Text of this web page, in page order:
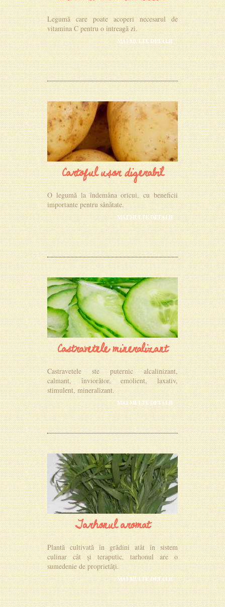
Legumă care poate acoperi necesarul de
vitamina C pentru o intreagă zi.
MAI MULTE DETALII
Cartoful ușor digerabil
O legumă la îndemâna oricui, cu beneficii
importante pentru sănătate.
MAI MULTE DETALII
Castravetele mineralizant
Castravetele ste puternic alcalinizant,
calmant, înviorător, emolient, laxativ,
stimulent, mineralizant.
MAI MULTE DETALII
Tarhonul aromat
Plantă cultivată în grădini atât în sistem
culinar cât și teraputic, tarhonul are o
sumedenie de proprietăți.
MAI MULTE DETALII